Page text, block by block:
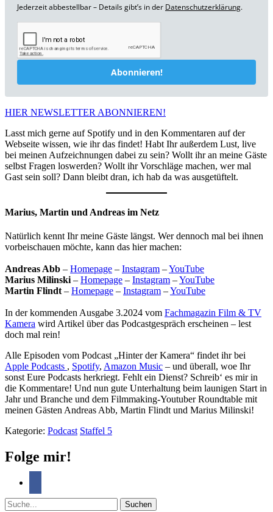
Jederzeit abbestellbar – Details gibt’s in der Datenschutzerklärung.
Abonnieren!
HIER NEWSLETTER ABONNIEREN!
Lasst mich gerne auf Spotify und in den Kommentaren auf der
Webseite wissen, wie ihr das findet! Habt Ihr außerdem Lust, live
bei meinen Aufzeichnungen dabei zu sein? Wollt ihr an meine Gäste
selbst Fragen loswerden? Wollt ihr Vorschläge machen, wer mal
Gast sein soll? Dann bleibt dran, ich hab da was ausgetüftelt.
Marius, Martin und Andreas im Netz
Natürlich kennt Ihr meine Gäste längst. Wer dennoch mal bei ihnen
vorbeischauen möchte, kann das hier machen:
Andreas Abb – Homepage – Instagram –YouTube
Marius Milinski – Homepage – Instagram –YouTube
Martin Flindt – Homepage – Instagram –YouTube
In der kommenden Ausgabe 3.2024 vom Fachmagazin Film & TV
Kamera wird Artikel über das Podcastgespräch erscheinen – lest
doch mal rein!
Alle Episoden vom Podcast „Hinter der Kamera“ findet ihr bei
Apple Podcasts , Spotify, Amazon Music – und überall, woe Ihr
sonst Eure Podcasts herkriegt. Fehlt ein Dienst? Schreib‘ es mir in
die Kommentare! Und nun gute Unterhaltung beim launigen Start in
Jahr und Branche und dem Filmmaking-Youtuber Roundtable mit
meinen Gästen Andreas Abb, Martin Flindt und Marius Milinski!
Kategorie: Podcast Staffel 5
Folge mir!
Suche